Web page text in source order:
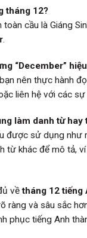
tháng 12?
cầu là Giáng
.
“December”
nên thực hành
liên hệ với các
làm danh từ hay
được sử dụng như
từ khác để mô tả, ví
vềtháng 12 tiếng
ràng và sâu sắc
phục tiếng Anh